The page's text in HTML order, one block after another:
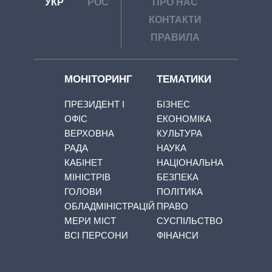
КОНТАКТИ
ПРАВИЛА
МОНІТОРИНГ
ПРЕЗИДЕНТ І
ОФІС
ВЕРХОВНА
РАДА
КАБІНЕТ
МІНІСТРІВ
ГОЛОВИ
ОБЛАДМІНІСТРАЦІЙ
МЕРИ МІСТ
ВСІ ПЕРСОНИ
ТЕМАТИКИ
БІЗНЕС
ЕКОНОМІКА
КУЛЬТУРА
НАУКА
НАЦІОНАЛЬНА
БЕЗПЕКА
ПОЛІТИКА
ПРАВО
СУСПІЛЬСТВО
ФІНАНСИ